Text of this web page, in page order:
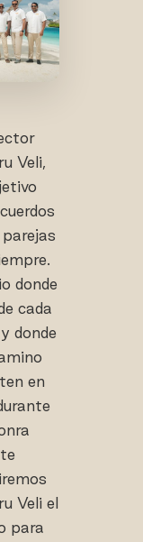
Veli,
donde
cada
donde
en
Veli el
para